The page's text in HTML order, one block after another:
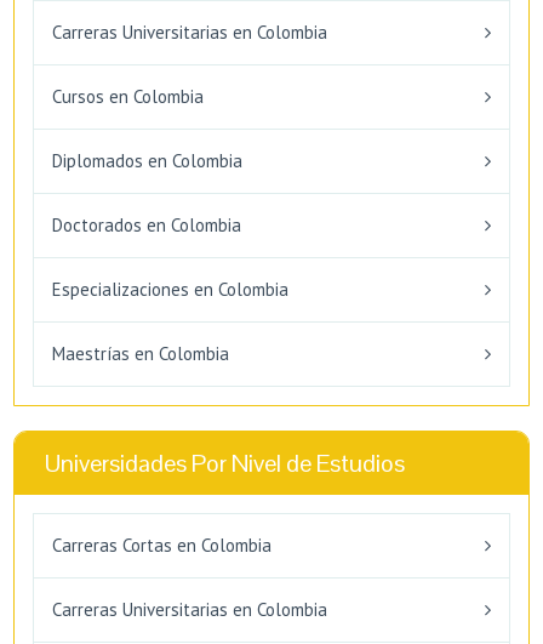
Carreras Universitarias en Colombia
Cursos en Colombia
Diplomados en Colombia
Doctorados en Colombia
Especializaciones en Colombia
Maestrías en Colombia
Universidades Por Nivel de Estudios
Carreras Cortas en Colombia
Carreras Universitarias en Colombia